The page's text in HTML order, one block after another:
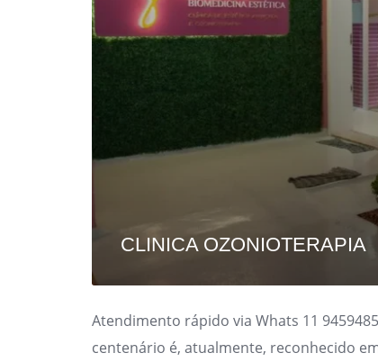
CLINICA OZONIOTERAPIA
Atendimento rápido via Whats 11
centenário é, atualmente, reconhecido